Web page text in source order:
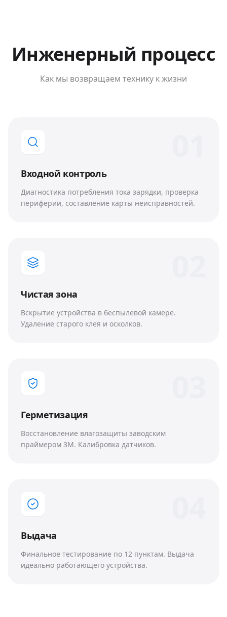
Инженерный процесс
Как мы возвращаем технику к жизни
Входной контроль
Диагностика потребления тока зарядки, проверка
периферии, составление карты неисправностей.
Чистая зона
Вскрытие устройства в беспылевой камере.
Удаление старого клея и осколков.
Герметизация
Восстановление влагозащиты заводским
праймером 3M. Калибровка датчиков.
Выдача
Финальное тестирование по 12 пунктам. Выдача
идеально работающего устройства.